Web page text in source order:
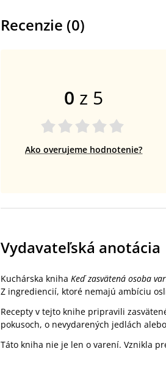
Recenzie (0)
0 z 5
Ako overujeme hodnotenie?
Vydavateľská anotácia
Kuchárska kniha Keď zasvätená osoba
Z ingrediencií, ktoré nemajú ambíciu
Recepty v tejto knihe pripravili
pokusoch, o nevydarených jedlách
Táto kniha nie je len o varení. Vznikla